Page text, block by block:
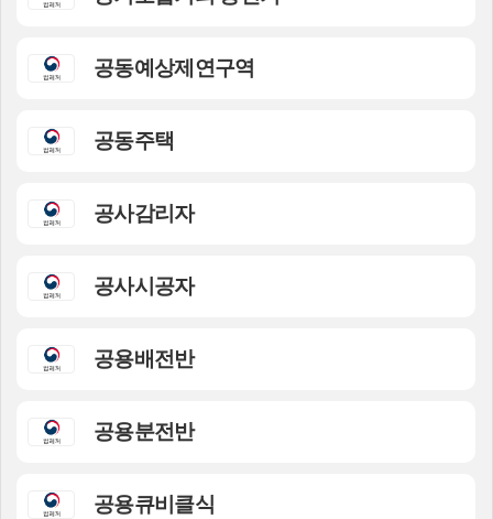
공동예상제연구역
공동주택
공사감리자
공사시공자
공용배전반
공용분전반
공용큐비클식